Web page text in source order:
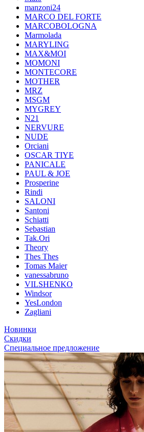
manzoni24
MARCO DEL FORTE
MARCOBOLOGNA
Marmolada
MARYLING
MAX&MOI
MOMONI
MONTECORE
MOTHER
MRZ
MSGM
MYGREY
N21
NERVURE
NUDE
Orciani
OSCAR TIYE
PANICALE
PAUL & JOE
Prosperine
Rindi
SALONI
Santoni
Schiatti
Sebastian
Tak.Ori
Theory
Thes Thes
Tomas Maier
vanessabruno
VILSHENKO
Windsor
YesLondon
Zagliani
Новинки
Скидки
Специальное предложение